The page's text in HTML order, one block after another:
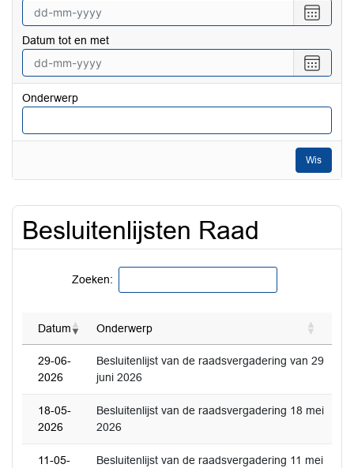
een
vanaf
Datum tot en met
een
tot
met
Onderwerp
Wis
Besluitenlijsten Raad
Zoeken:
Datum Onderwerp
29-06-
2026
Besluitenlijst van de raadsvergadering van 29
juni 2026
18-05-
2026
Besluitenlijst van de raadsvergadering 18 mei
2026
11-05-
Besluitenlijst van de raadsvergadering 11 mei